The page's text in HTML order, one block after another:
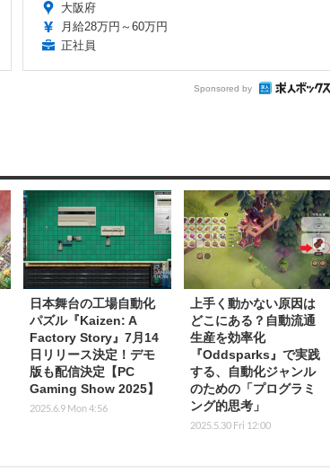
大阪府
月給28万円～60万円
正社員
Sponsored by
日本舞台の工場自動化
パズル『Kaizen: A
Factory Story』7月14
日リリース決定！デモ
版も配信決定【PC
Gaming Show 2025】
2025.6.9 Mon 4:56
上手く動かない原因は
どこにある？自動流通
生産を効率化
『Oddsparks』で実践
する、自動化ジャンル
のための「プログラミ
ング的思考」
2025.5.30 Fri 12:00